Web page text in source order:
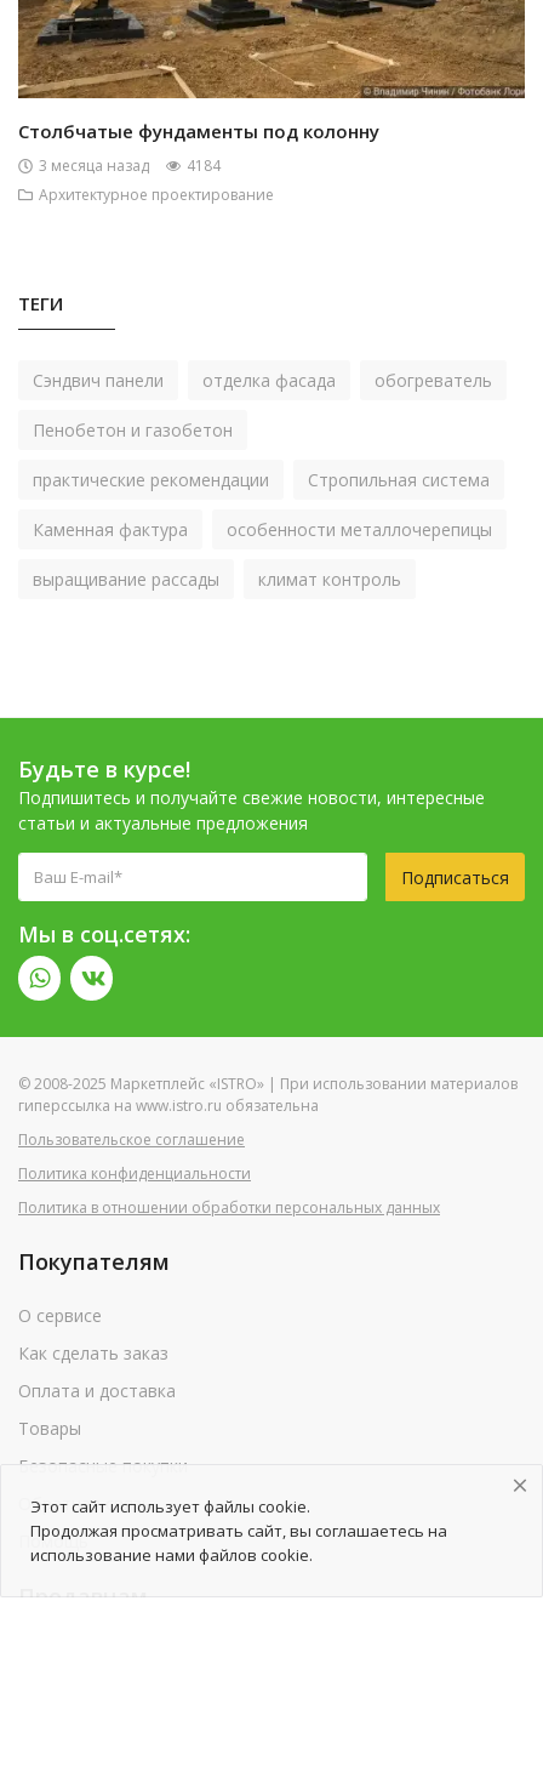
Столбчатые фундаменты под колонну
3 месяца назад
4184
Архитектурное проектирование
ТЕГИ
Сэндвич панели отделка фасада обогреватель
Пенобетон и газобетон
практические рекомендации Стропильная система
Каменная фактура особенности металлочерепицы
выращивание рассады климат контроль
Будьте в курсе!
Подпишитесь и получайте свежие новости, интересные
статьи и актуальные предложения
Подписаться
Мы в соц.сетях:
© 2008-2025 Маркетплейс «ISTRO» | При использовании материалов
гиперссылка на www.istro.ru обязательна
Пользовательское соглашение
Политика конфиденциальности
Политика в отношении обработки персональных данных
Покупателям
О сервисе
Как сделать заказ
Оплата и доставка
Товары
Безопасные покупки
Обратная связь
Помощь
Продавцам
Этот сайт использует файлы cookie.
Продолжая просматривать сайт, вы соглашаетесь на
использование нами файлов cookie.